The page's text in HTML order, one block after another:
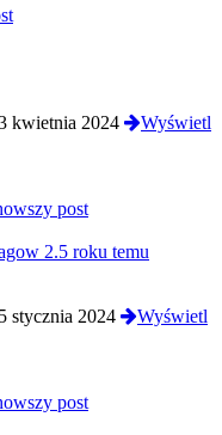
kwietnia 2024
Wyświetl
post
2.5 roku temu
stycznia 2024
Wyświetl
post